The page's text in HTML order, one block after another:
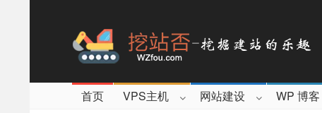
首页 VPS主机 网站建设 WP 博客